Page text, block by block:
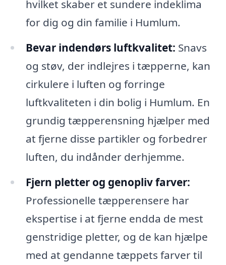
hvilket skaber et sundere indeklima
for dig og din familie i Humlum.
Bevar indendørs luftkvalitet: Snavs
og støv, der indlejres i tæpperne, kan
cirkulere i luften og forringe
luftkvaliteten i din bolig i Humlum. En
grundig tæpperensning hjælper med
at fjerne disse partikler og forbedrer
luften, du indånder derhjemme.
Fjern pletter og genopliv farver:
Professionelle tæpperensere har
ekspertise i at fjerne endda de mest
genstridige pletter, og de kan hjælpe
med at gendanne tæppets farver til